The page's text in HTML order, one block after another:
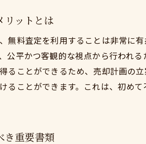
小田原市
市場動向
地域密着
リットとは
無料査定を利用することは非常に
公平かつ客観的な視点から行われ
ることができるため、売却計画の
ることができます。これは、初め
き重要書類